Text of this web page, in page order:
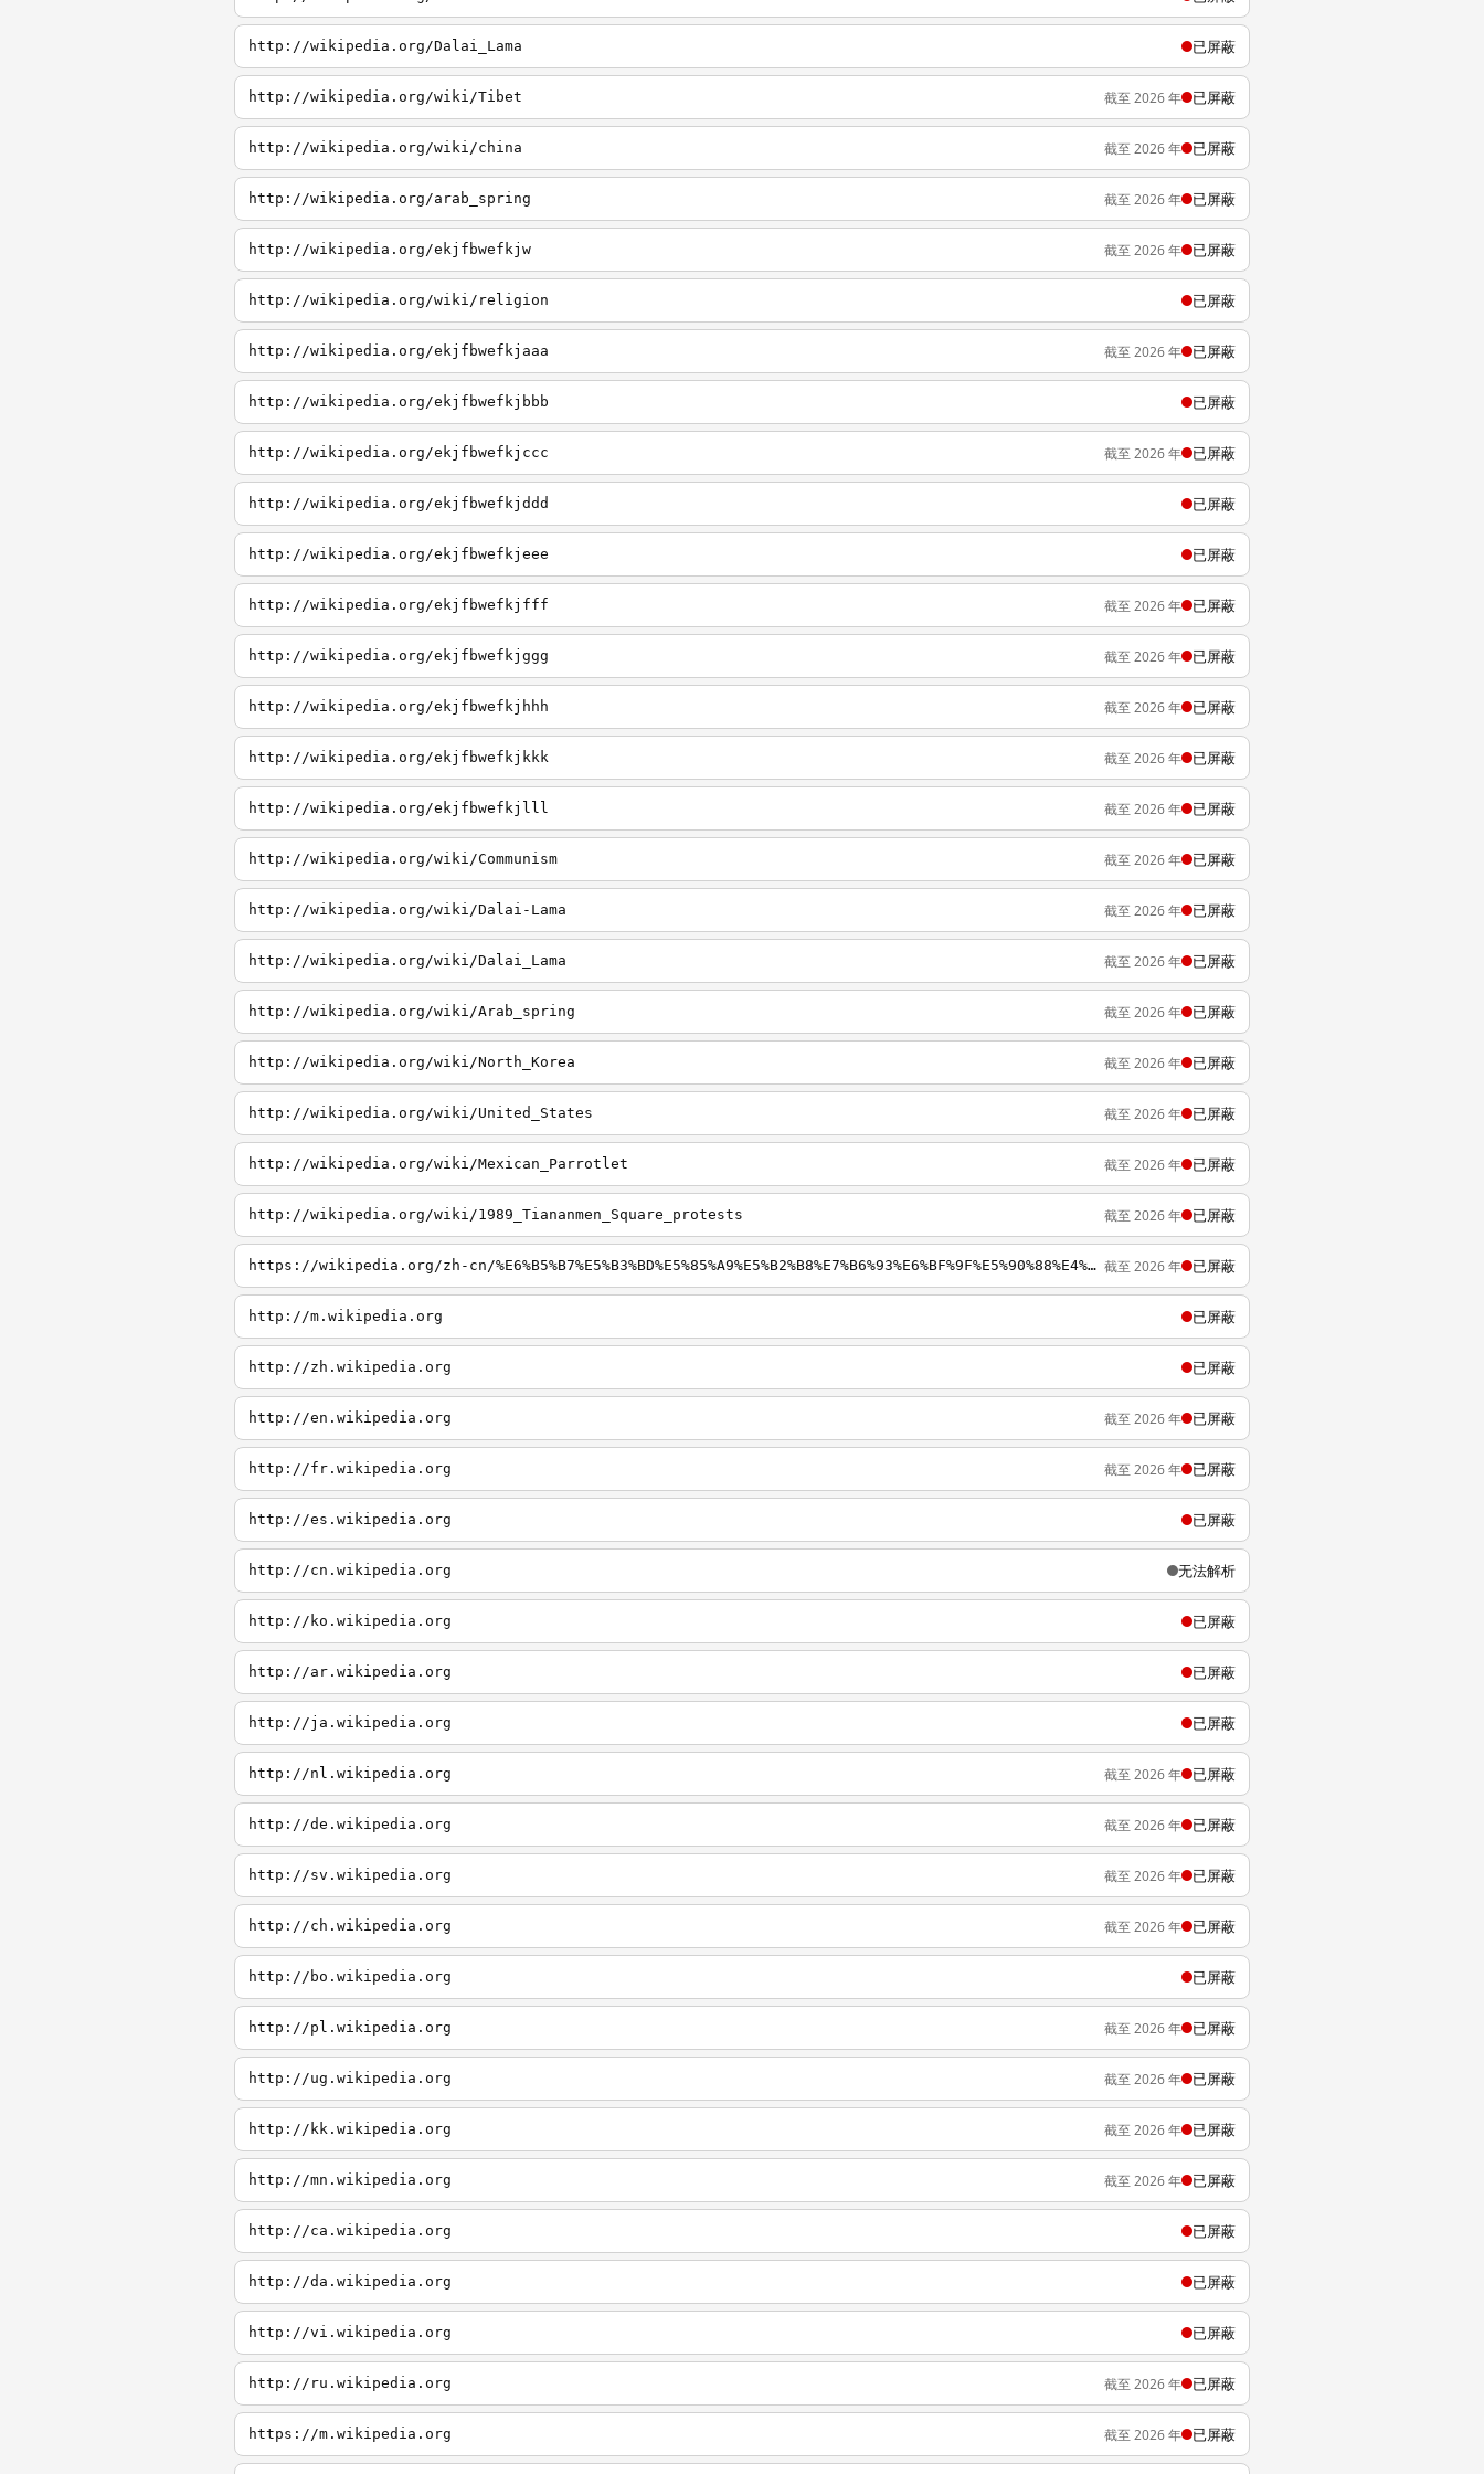
http://wikipedia.org/Dalai_Lama 已屏蔽
http://wikipedia.org/wiki/Tibet 截至 2026 年 已屏蔽
http://wikipedia.org/wiki/china 截至 2026 年 已屏蔽
http://wikipedia.org/arab_spring 截至 2026 年 已屏蔽
http://wikipedia.org/ekjfbwefkjw 截至 2026 年 已屏蔽
http://wikipedia.org/wiki/religion 已屏蔽
http://wikipedia.org/ekjfbwefkjaaa 截至 2026 年 已屏蔽
http://wikipedia.org/ekjfbwefkjbbb 已屏蔽
http://wikipedia.org/ekjfbwefkjccc 截至 2026 年 已屏蔽
http://wikipedia.org/ekjfbwefkjddd 已屏蔽
http://wikipedia.org/ekjfbwefkjeee 已屏蔽
http://wikipedia.org/ekjfbwefkjfff 截至 2026 年 已屏蔽
http://wikipedia.org/ekjfbwefkjggg 截至 2026 年 已屏蔽
http://wikipedia.org/ekjfbwefkjhhh 截至 2026 年 已屏蔽
http://wikipedia.org/ekjfbwefkjkkk 截至 2026 年 已屏蔽
http://wikipedia.org/ekjfbwefkjlll 截至 2026 年 已屏蔽
http://wikipedia.org/wiki/Communism 截至 2026 年 已屏蔽
http://wikipedia.org/wiki/Dalai-Lama 截至 2026 年 已屏蔽
http://wikipedia.org/wiki/Dalai_Lama 截至 2026 年 已屏蔽
http://wikipedia.org/wiki/Arab_spring 截至 2026 年 已屏蔽
http://wikipedia.org/wiki/North_Korea 截至 2026 年 已屏蔽
http://wikipedia.org/wiki/United_States 截至 2026 年 已屏蔽
http://wikipedia.org/wiki/Mexican_Parrotlet 截至 2026 年 已屏蔽
http://wikipedia.org/wiki/1989_Tiananmen_Square_protests 截至 2026 年 已屏蔽
https://wikipedia.org/zh-cn/%E6%B5%B7%E5%B3%BD%E5%85%A9%E5%B2%B8%E7%B6%93%E6%BF%9F%E5%90%88%E4%BD%9C%E6%9E%B6%E6%A7%8B%E5%8D%94%E8%AD%B0 截至 2026 年 已屏蔽
http://m.wikipedia.org 已屏蔽
http://zh.wikipedia.org 已屏蔽
http://en.wikipedia.org 截至 2026 年 已屏蔽
http://fr.wikipedia.org 截至 2026 年 已屏蔽
http://es.wikipedia.org 已屏蔽
http://cn.wikipedia.org 无法解析
http://ko.wikipedia.org 已屏蔽
http://ar.wikipedia.org 已屏蔽
http://ja.wikipedia.org 已屏蔽
http://nl.wikipedia.org 截至 2026 年 已屏蔽
http://de.wikipedia.org 截至 2026 年 已屏蔽
http://sv.wikipedia.org 截至 2026 年 已屏蔽
http://ch.wikipedia.org 截至 2026 年 已屏蔽
http://bo.wikipedia.org 已屏蔽
http://pl.wikipedia.org 截至 2026 年 已屏蔽
http://ug.wikipedia.org 截至 2026 年 已屏蔽
http://kk.wikipedia.org 截至 2026 年 已屏蔽
http://mn.wikipedia.org 截至 2026 年 已屏蔽
http://ca.wikipedia.org 已屏蔽
http://da.wikipedia.org 已屏蔽
http://vi.wikipedia.org 已屏蔽
http://ru.wikipedia.org 截至 2026 年 已屏蔽
https://m.wikipedia.org 截至 2026 年 已屏蔽